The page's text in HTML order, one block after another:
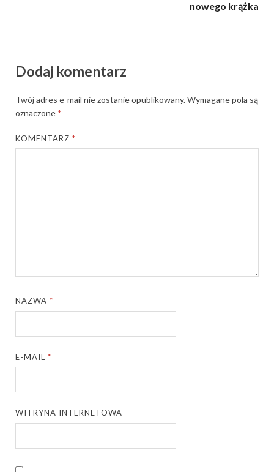
nowego krążka
Dodaj komentarz
Twój adres e-mail nie zostanie opublikowany.Wymagane pola są
oznaczone *
KOMENTARZ*
NAZWA*
E-MAIL*
WITRYNA INTERNETOWA